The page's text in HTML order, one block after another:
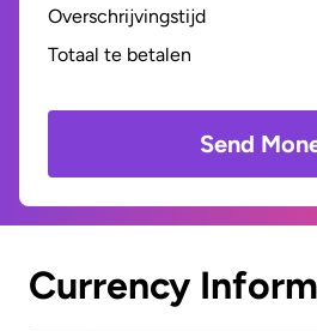
Overschrijvingstijd
Totaal te betalen
Send
Currency